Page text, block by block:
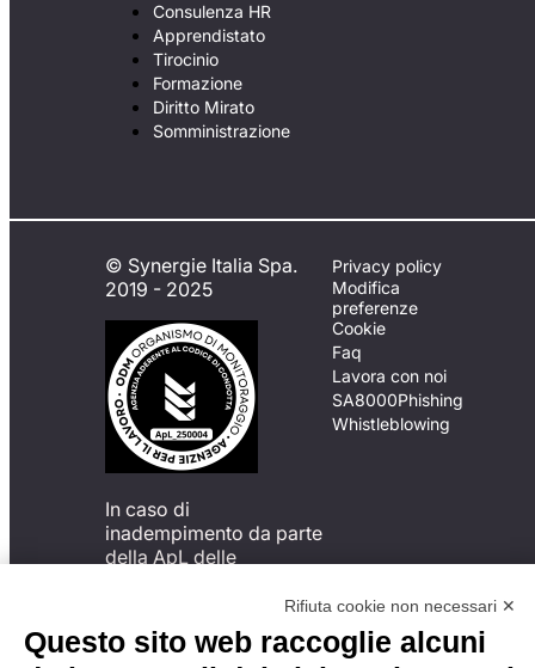
Consulenza HR
Apprendistato
Tirocinio
Formazione
Diritto Mirato
Somministrazione
© Synergie Italia Spa.
2019 - 2025
In caso di
inadempimento da parte
della ApL delle
del Codice di Condotta, è
possibile presentare un
reclamo
Privacy policy
Modifica
preferenze
Cookie
Faq
Lavora con noi
SA8000Phishing
Whistleblowing
Rifiuta cookie non necessari ✕
Questo sito web raccoglie alcuni